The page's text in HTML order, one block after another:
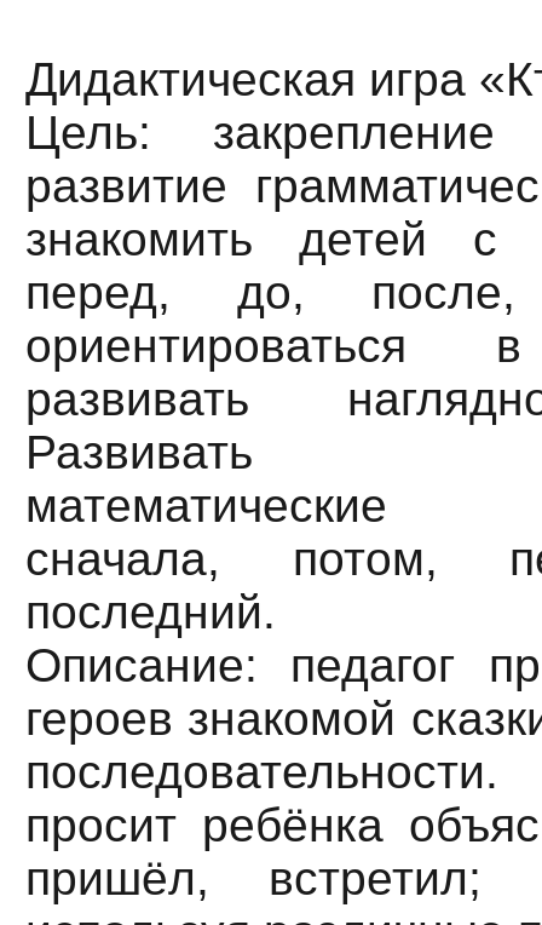
Дидактическая игра
Цель: закрепление
развитие
знакомить детей с
перед, до,
ориентироваться
развивать
Развивать
математические
сначала, потом,
последний.
Описание: педагог
героев знакомой
просит ребёнка
пришёл, встретил;